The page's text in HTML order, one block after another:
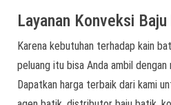
Layanan Konveksi
Karena kebutuhan terhadap kain
peluang itu bisa Anda ambil dengan
Dapatkan harga terbaik dari kami